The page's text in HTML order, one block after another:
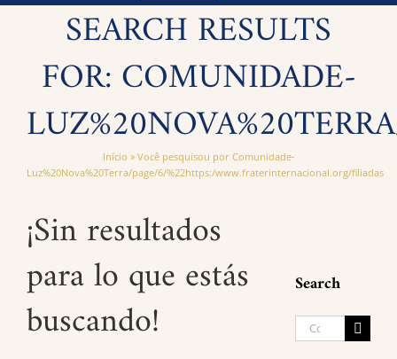
SEARCH RESULTS
FOR: COMUNIDADE-
Início » Você pesquisou por Comunidade-
Luz%20Nova%20Terra/page/6/%22https:/www.fraterinternacional.org/filiadas
¡Sin resultados
para lo que estás
buscando!
Search
Search